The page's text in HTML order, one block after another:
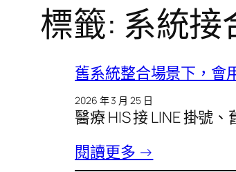
標籤: 系統接
舊系統整合場景下，會
2026 年 3 月 25 日
醫療 HIS 接 LINE 掛號
閱讀更多 →